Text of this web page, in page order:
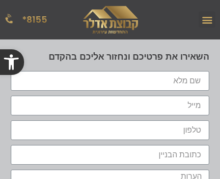
8155*
השאירו את פרטיכם ונחזור אליכם בהקדם